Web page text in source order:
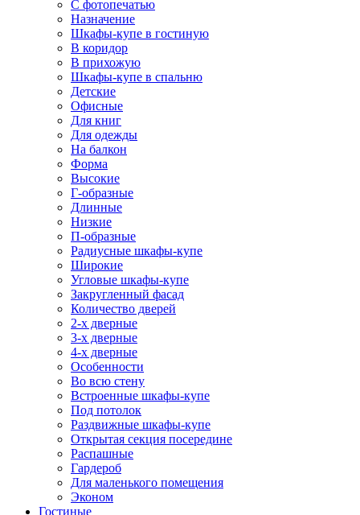
С фотопечатью
Назначение
Шкафы-купе в гостиную
В коридор
В прихожую
Шкафы-купе в спальню
Детские
Офисные
Для книг
Для одежды
На балкон
Форма
Высокие
Г-образные
Длинные
Низкие
П-образные
Радиусные шкафы-купе
Широкие
Угловые шкафы-купе
Закругленный фасад
Количество дверей
2-х дверные
3-х дверные
4-х дверные
Особенности
Во всю стену
Встроенные шкафы-купе
Под потолок
Раздвижные шкафы-купе
Открытая секция посередине
Распашные
Гардероб
Для маленького помещения
Эконом
Гостиные